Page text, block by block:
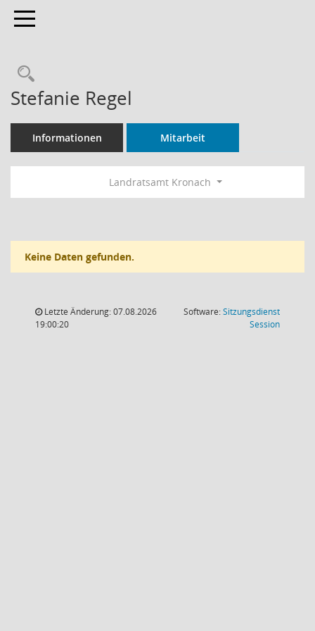
Toggle navigation
Rechercheauswahl
Stefanie Regel
Informationen Mitarbeit
Landratsamt Kronach
Keine Daten gefunden.
Letzte Änderung: 07.08.2026
19:00:20
Software:Sitzungsdienst
Session(Wird in